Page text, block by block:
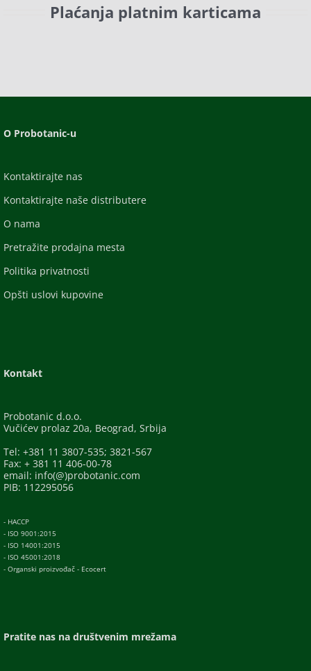
Plaćanja platnim karticama
O Probotanic-u
Kontaktirajte nas
Kontaktirajte naše distributere
O nama
Pretražite prodajna mesta
Politika privatnosti
Opšti uslovi kupovine
Kontakt
Probotanic d.o.o.
Vučićev prolaz 20a, Beograd, Srbija
Tel: +381 11 3807-535; 3821-567
Fax: + 381 11 406-00-78
email: info(@)probotanic.com
PIB: 112295056
- HACCP
- ISO 9001:2015
- ISO 14001:2015
- ISO 45001:2018
- Organski proizvođač - Ecocert
Pratite nas na društvenim mrežama